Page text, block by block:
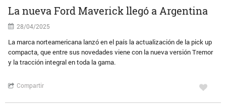
La nueva Ford Maverick llegó a Argentina
28/04/2025
La marca norteamericana lanzó en el país la actualización de la pick up
compacta, que entre sus novedades viene con la nueva versión Tremor
y la tracción integral en toda la gama.
Compartir